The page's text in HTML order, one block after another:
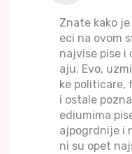
Znate kako
eci na ovom
najvise pise i
aju. Evo,
ke politicare,
i ostale
ediumima
ajpogrdnije i
ni su opet